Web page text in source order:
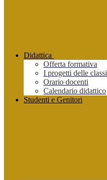
Didattica
Offerta formativa
I progetti delle classi
Orario docenti
Calendario didattico
Studenti e Genitori